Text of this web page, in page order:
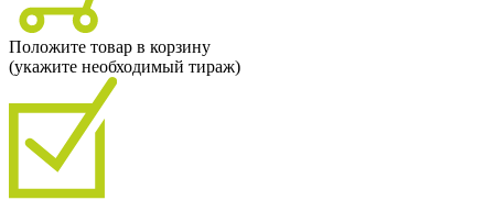
Положите товар в корзину
(укажите необходимый тираж)